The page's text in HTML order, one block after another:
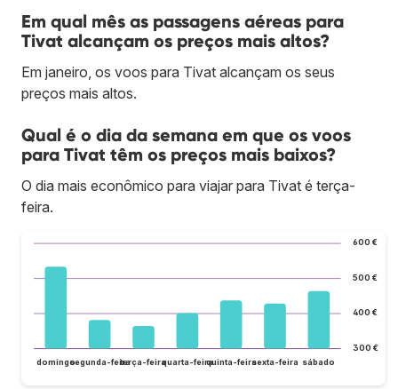
Em qual mês as passagens aéreas para
Tivat alcançam os preços mais altos?
Em janeiro, os voos para Tivat alcançam os seus
preços mais altos.
Qual é o dia da semana em que os voos
para Tivat têm os preços mais baixos?
O dia mais econômico para viajar para Tivat é terça-
feira.
300 €
400 €
500 €
600 €
domingosegunda-feiraterça-feiraquarta-feiraquinta-feirasexta-feira sábado